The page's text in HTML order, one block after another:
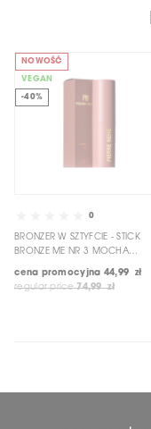
NOWOŚĆ
VEGAN
-40%
0
BRONZER W SZTYFCIE - STICK
BRONZE ME NR 3 MOCHA
cena promocyjna 44,99 zł
regular price 74,99 zł